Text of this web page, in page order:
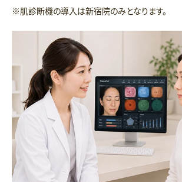
※肌診断機の導入は新宿院のみとなります。